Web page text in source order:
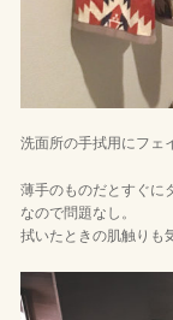
洗面所の手拭用にフェ
薄手のものだとすぐに
なので問題なし。
拭いたときの肌触りも